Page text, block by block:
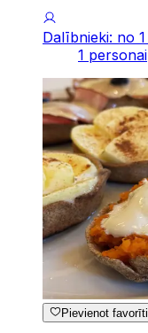
Dalībnieki: no
1 personai
Pievienot